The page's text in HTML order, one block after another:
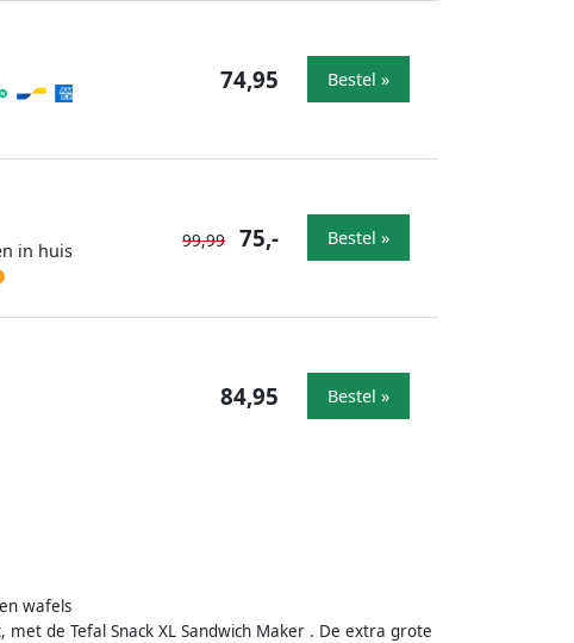
74,95 Bestel »
in huis
99,99 75,- Bestel »
84,95 Bestel »
wafels
de Tefal Snack XL Sandwich Maker . De extra grote